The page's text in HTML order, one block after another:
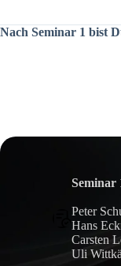
Nach Seminar 1 bist
Seminar
Peter
Hans
Carsten
Uli